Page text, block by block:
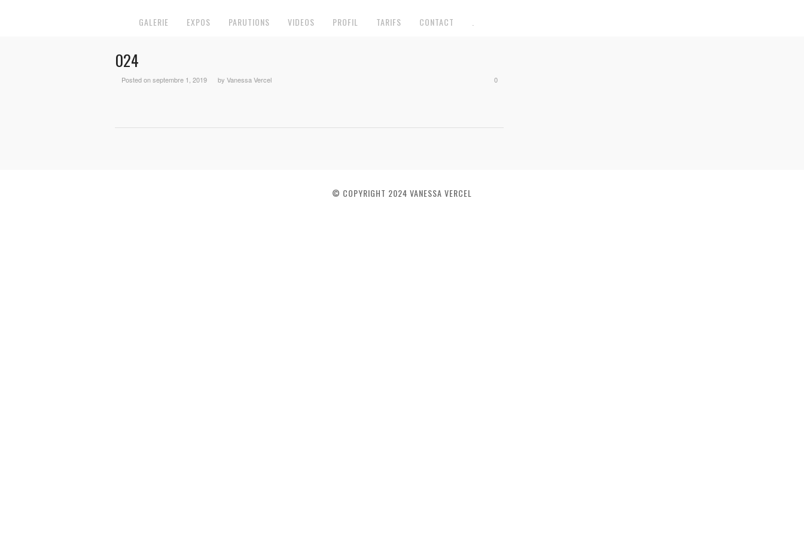
GALERIE EXPOS PARUTIONS VIDEOS PROFIL TARIFS CONTACT
024
Posted on septembre 1, 2019 by Vanessa Vercel 0
© COPYRIGHT 2024 VANESSA VERCEL